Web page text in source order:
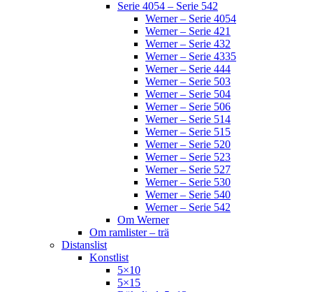
Serie 4054 – Serie 542
Werner – Serie 4054
Werner – Serie 421
Werner – Serie 432
Werner – Serie 4335
Werner – Serie 444
Werner – Serie 503
Werner – Serie 504
Werner – Serie 506
Werner – Serie 514
Werner – Serie 515
Werner – Serie 520
Werner – Serie 523
Werner – Serie 527
Werner – Serie 530
Werner – Serie 540
Werner – Serie 542
Om Werner
Om ramlister – trä
Distanslist
Konstlist
5×10
5×15